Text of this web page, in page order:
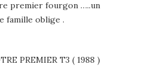
premier fourgon …..un
famille oblige .
PREMIER T3 ( 1988 )